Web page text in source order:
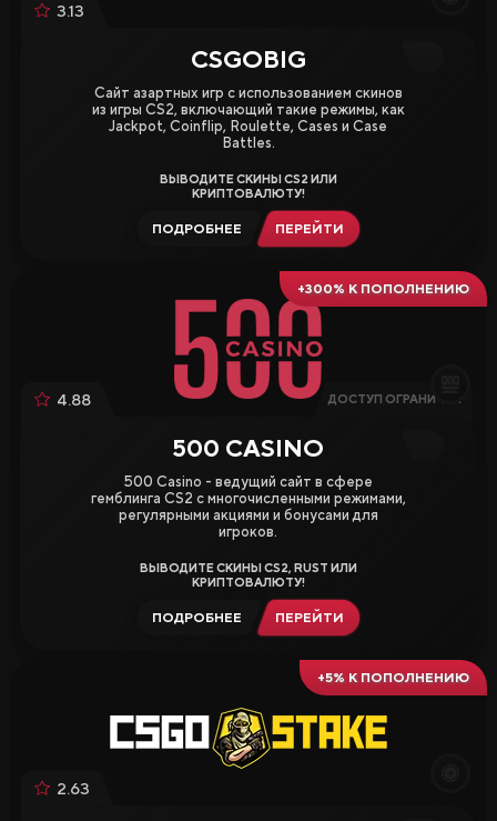
3.13
CSGOBIG
Сайт азартных игр с использованием скинов
из игры CS2, включающий такие режимы, как
Jackpot, Coinflip, Roulette, Cases и Case
Battles.
ВЫВОДИТЕ СКИНЫ CS2 ИЛИ
КРИПТОВАЛЮТУ!
ПОДРОБНЕЕ ПЕРЕЙТИ
+300% К ПОПОЛНЕНИЮ
4.88 ДОСТУП ОГРАНИЧЕН
500 CASINO
500 Casino - ведущий сайт в сфере
гемблинга CS2 с многочисленными режимами,
регулярными акциями и бонусами для
игроков.
ВЫВОДИТЕ СКИНЫ CS2, RUST ИЛИ
КРИПТОВАЛЮТУ!
ПОДРОБНЕЕ ПЕРЕЙТИ
+5% К ПОПОЛНЕНИЮ
2.63